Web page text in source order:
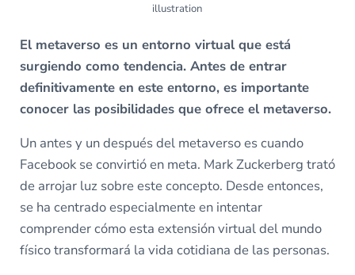
illustration
El metaverso es un entorno virtual que está
surgiendo como tendencia. Antes de entrar
definitivamente en este entorno, es importante
conocer las posibilidades que ofrece el metaverso.
Un antes y un después del metaverso es cuando
Facebook se convirtió en meta. Mark Zuckerberg trató
de arrojar luz sobre este concepto. Desde entonces,
se ha centrado especialmente en intentar
comprender cómo esta extensión virtual del mundo
físico transformará la vida cotidiana de las personas.